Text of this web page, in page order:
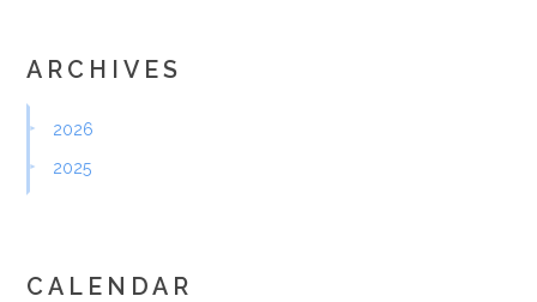
ARCHIVES
2026
2025
CALENDAR